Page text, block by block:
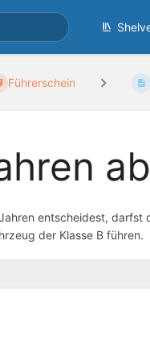
Führerschein
entscheidest, darfst
der Klasse B führen.